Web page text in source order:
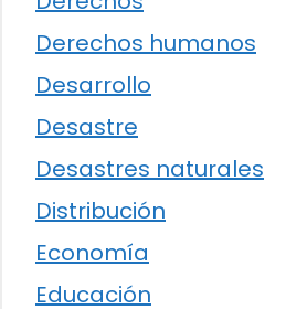
Derechos humanos
Desarrollo
Desastre
Desastres naturales
Distribución
Economía
Educación